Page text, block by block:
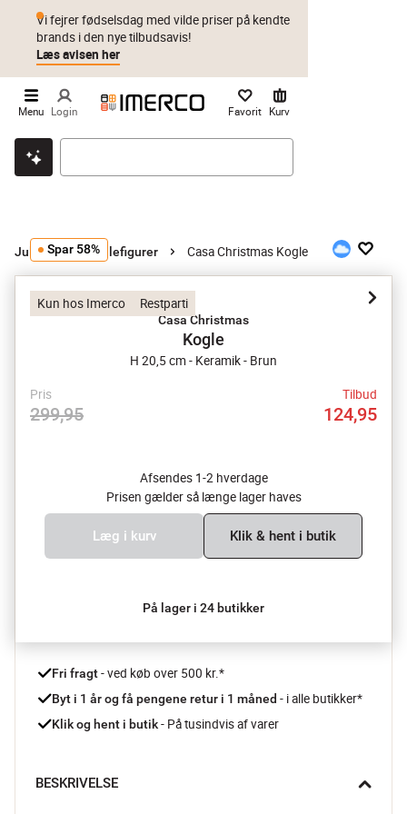
Klik & hent Byt i 1 år Prismatch
Vi fejrer fødselsdag med vilde priser på kendte
brands i den nye tilbudsavis!
Læs avisen her
Menu Login Favorit Kurv
Julepynt Julefigurer Casa Christmas Kogle
Kun hos Imerco Restparti
Spar 58%
Casa Christmas
Kogle
H 20,5 cm - Keramik - Brun
Pris
299,95
Tilbud
124,95
Afsendes 1-2 hverdage
Prisen gælder så længe lager haves
Læg i kurv Klik & hent i butik
På lager i 24 butikker
Fri fragt - ved køb over 500 kr.*
Byt i 1 år og få pengene retur i 1 måned - i alle butikker*
Klik og hent i butik - På tusindvis af varer
BESKRIVELSE